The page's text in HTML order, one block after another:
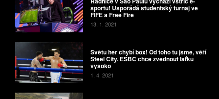
sportu! Uspořádá studentský turnaj ve
FIFĚ a Free Fire
13. 1. 2021
Světu her chybí box! Od toho tu jsme, věří
Steel City. ESBC chce zvednout laťku
vysoko
1. 4. 2021